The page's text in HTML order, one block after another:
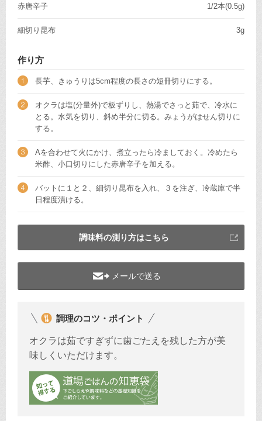
赤唐辛子 1/2本(0.5g)
細切り昆布 3g
作り方
長芋、きゅうりは5cm程度の長さの短冊切りにする。
オクラは塩(分量外)で板ずりし、熱湯でさっと茹で、冷水に
とる。水気を切り、斜め半分に切る。みょうがはせん切りに
する。
Aを合わせて火にかけ、煮立ったら冷ましておく。冷めたら
米酢、小口切りにした赤唐辛子を加える。
バットに１と２、細切り昆布を入れ、３を注ぎ、冷蔵庫で半
日程度漬ける。
調味料の測り方はこちら
メールで送る
調理のコツ・ポイント
オクラは茹ですぎずに歯ごたえを残した方が美
味しくいただけます。